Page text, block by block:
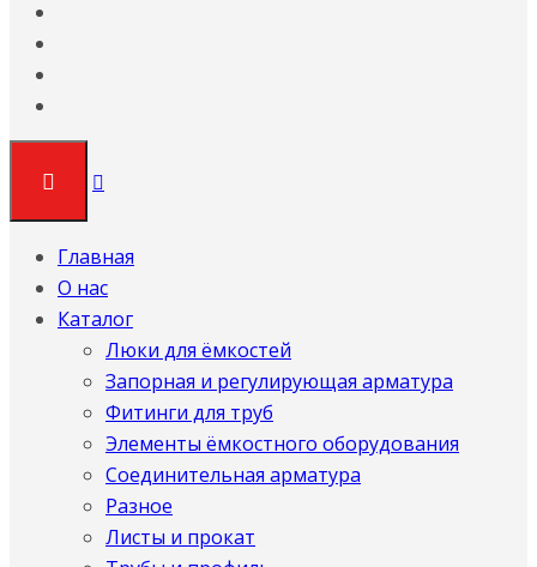
Главная
О нас
Каталог
Люки для ёмкостей
Запорная и регулирующая арматура
Фитинги для труб
Элементы ёмкостного оборудования
Соединительная арматура
Разное
Листы и прокат